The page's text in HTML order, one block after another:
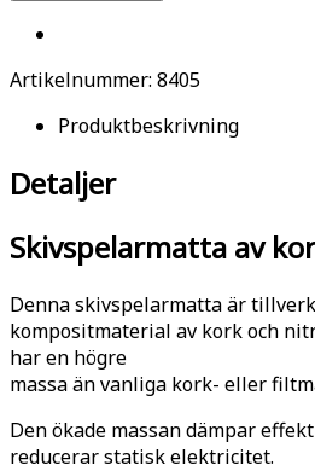
Artikelnummer: 8405
Produktbeskrivning
Detaljer
Skivspelarmatta av
Denna skivspelarmatta är
kompositmaterial av kork och
har en högre
massa än vanliga kork- eller
Den ökade massan dämpar
reducerar statisk elektricitet.